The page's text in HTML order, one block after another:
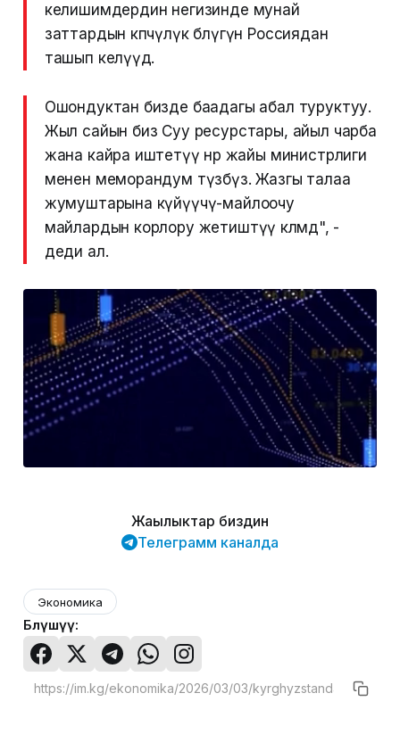
келишимдердин негизинде мунай
заттардын көпчүлүк бөлүгүн Россиядан
ташып келүүдө.
Ошондуктан бизде баадагы абал туруктуу.
Жыл сайын биз Суу ресурстары, айыл чарба
жана кайра иштетүү өнөр жайы министрлиги
менен меморандум түзөбүз. Жазгы талаа
жумуштарына күйүүчү-майлоочу
майлардын корлору жетиштүү көлөмдө", -
деди ал.
Жаңылыктар биздин
Телеграмм каналда
Экономика
Бөлүшүү: